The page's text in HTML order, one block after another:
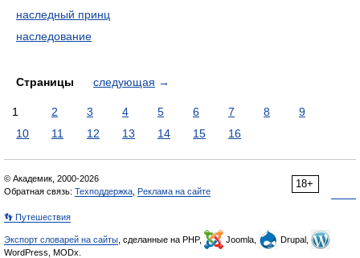
наследный принц
наследование
Страницы следующая →
1 2 3 4 5 6 7 8
9
10
11 12 13 14 15 16
18+
© Академик, 2000-2026
Обратная связь: Техподдержка Реклама на сайте
👣 Путешествия
Экспорт словарей на сайты , сделанные на PHP, Joomla,
Drupal,
WordPress, MODx.